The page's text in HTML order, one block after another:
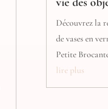
Découvrez la
de vases en
Petite
lire plus